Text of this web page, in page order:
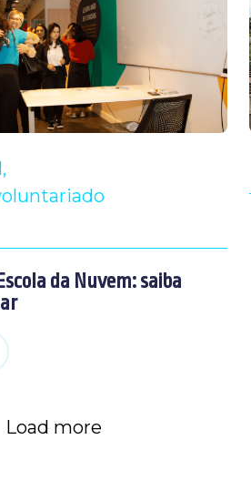
da Nuvem: saiba
Load more